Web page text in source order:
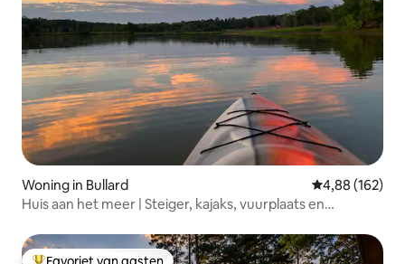
Woning in Bullard Gemiddelde
4,88 (162)
Huis aan het meer | Steiger, kajaks, vuurplaats en